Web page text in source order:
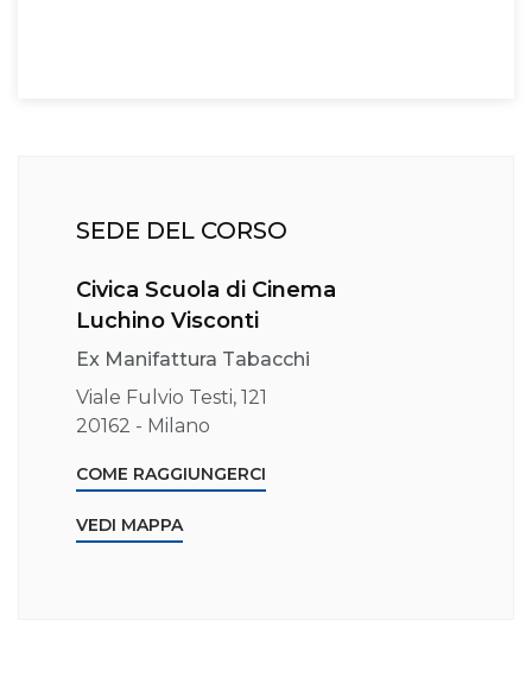
SEDE DEL CORSO
Civica Scuola di Cinema
Luchino Visconti
Ex Manifattura Tabacchi
Viale Fulvio Testi, 121
20162 - Milano
COME RAGGIUNGERCI
VEDI MAPPA